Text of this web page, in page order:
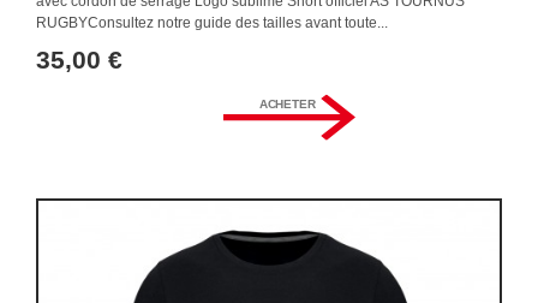
RUGBYConsultez notre guide des tailles avant toute...
35,00 €
ACHETER